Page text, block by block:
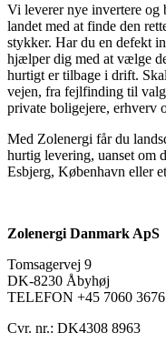
Vi leverer nye invertere
landet med at finde den
stykker. Har du en defekt
hjælper dig med at vælge
hurtigt er tilbage i drift.
vejen, fra fejlfinding til
private boligejere, erhverv
Med Zolenergi får du
hurtig levering, uanset om
Esbjerg, København eller
Zolenergi Danmark ApS
Tomsagervej 9
DK-8230 Åbyhøj
TELEFON +45 7060 3676
Cvr. nr.: DK4308 8963